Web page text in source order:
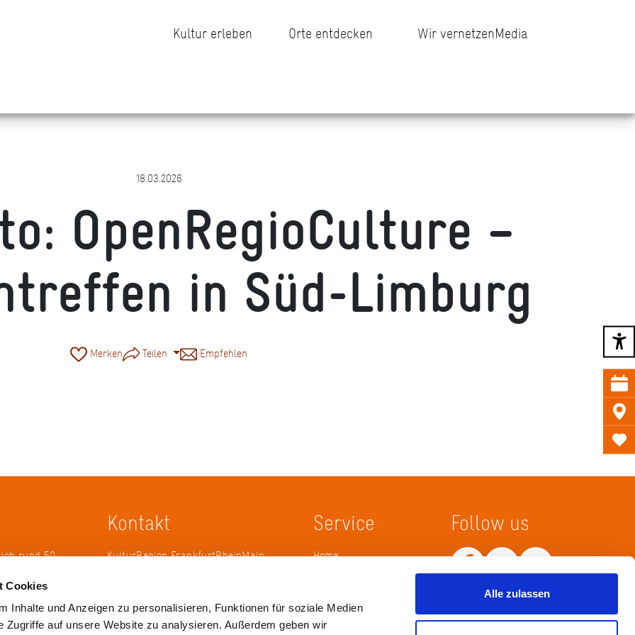
Cookies
Inhalte und Anzeigen zu personalisieren, Funktionen für soziale Medien
Zugriffe auf unsere Website zu analysieren. Außerdem geben wir
Alle zulassen
Kultur erleben Orte entdecken Wir vernetzenMedia
18.03.2026
OpenRegioCulture –
in Süd-Limburg
Merken Teilen Empfehlen
rund 50
2005 die
Kontakt
KulturRegion FrankfurtRheinMain
Tel.: +49 69 2577-1700
Service
Home
Follow us
Netiquette